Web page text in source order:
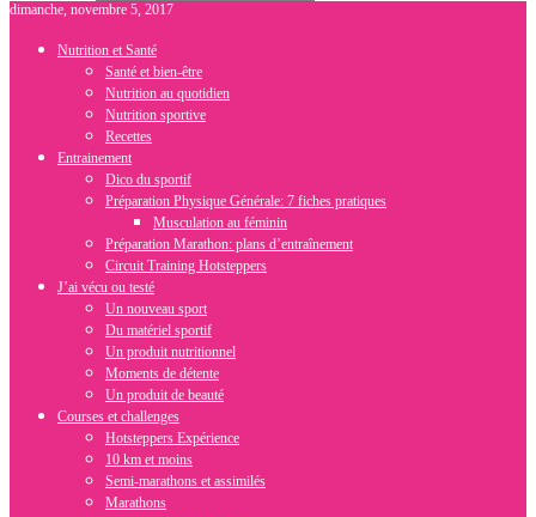
dimanche, novembre 5, 2017
Nutrition et Santé
Santé et bien-être
Nutrition au quotidien
Nutrition sportive
Recettes
Entrainement
Dico du sportif
Préparation Physique Générale: 7 fiches pratiques
Musculation au féminin
Préparation Marathon: plans d’entraînement
Circuit Training Hotsteppers
J’ai vécu ou testé
Un nouveau sport
Du matériel sportif
Un produit nutritionnel
Moments de détente
Un produit de beauté
Courses et challenges
Hotsteppers Expérience
10 km et moins
Semi-marathons et assimilés
Marathons